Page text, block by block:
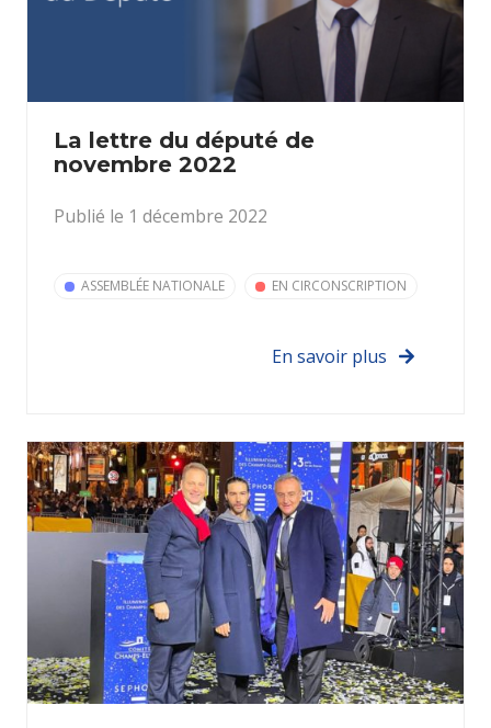
La lettre du député de
novembre 2022
Publié le 1 décembre 2022
ASSEMBLÉE NATIONALE EN CIRCONSCRIPTION
En savoir plus